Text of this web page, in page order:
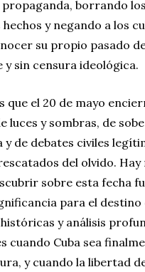
borrando
y negando a los
su propio pasado
sin censura ideológica.
que el 20 de mayo
luces y sombras, de
y de debates civiles
del olvido. Hay
sobre esta fecha
para el destino
y análisis
cuando Cuba sea
y cuando la libertad